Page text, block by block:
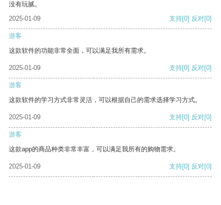
没有玩腻。
2025-01-09
支持[0] 反对[0]
游客
这款软件的功能非常全面，可以满足我所有需求。
2025-01-09 支持[0] 反对[0]
游客
这款软件的学习方式非常灵活，可以根据自己的需求选择学习方式。
2025-01-09 支持[0] 反对[0]
游客
这款app的商品种类非常丰富，可以满足我所有的购物需求。
2025-01-09 支持[0] 反对[0]